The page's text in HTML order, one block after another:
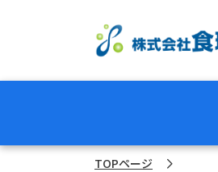
TOPページ